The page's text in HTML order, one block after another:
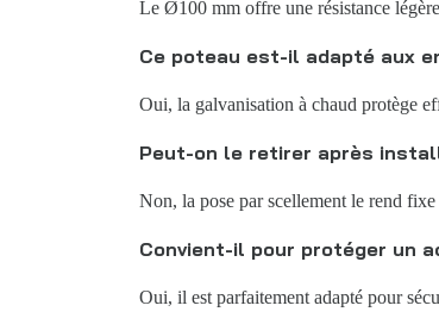
Le Ø100 mm offre une résistance
Ce poteau est-il adapté aux
Oui, la galvanisation à chaud protège
Peut-on le retirer après
Non, la pose par scellement le rend
Convient-il pour protéger un
Oui, il est parfaitement adapté pour